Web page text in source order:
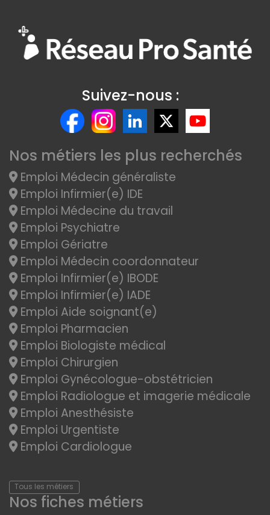
Suivez-nous :
Nos métiers les plus recherchés
Emploi Médecin généraliste
Emploi Infirmier(e) IDE
Emploi Médecine du travail
Emploi Psychiatre
Emploi Gériatre
Emploi Médecin coordonnateur
Emploi Infirmier(e) IBODE
Emploi Infirmier(e) IADE
Emploi Aide soignant(e)
Emploi Pharmacien
Emploi Biologiste médical
Emploi Chirurgien
Emploi Gynécologue-obstétricien
Emploi Radiologue et imagerie médicale
Emploi Anesthésiste
Emploi Urgentiste
Emploi Cardiologue
Tous les métiers
Nos fiches métiers